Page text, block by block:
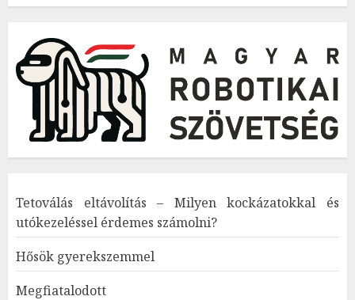
Tetoválás eltávolítás – Milyen kockázatokkal és
utókezeléssel érdemes számolni?
Hősök gyerekszemmel
Megfiatalodott